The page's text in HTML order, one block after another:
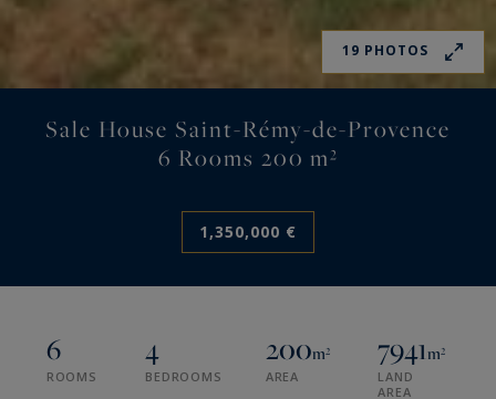
19 PHOTOS
Sale House Saint-Rémy-de-Provence
6 Rooms 200 m²
1,350,000 €
6
ROOMS
4
BEDROOMS
200m²
AREA
7941m²
LAND
AREA